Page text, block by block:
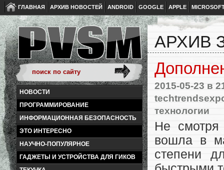
ГЛАВНАЯ АРХИВ НОВОСТЕЙ ANDROID GOOGLE APPLE
НОВОСТИ
ПРОГРАММИРОВАНИЕ
ИНФОРМАЦИОННАЯ БЕЗОПАСНОСТЬ
ЭТО ИНТЕРЕСНО
НАУЧНО-ПОПУЛЯРНОЕ
ГАДЖЕТЫ И УСТРОЙСТВА ДЛЯ ГИКОВ
АРХИВ
2015-05-23 в
технологии
Не
вошла в
степени